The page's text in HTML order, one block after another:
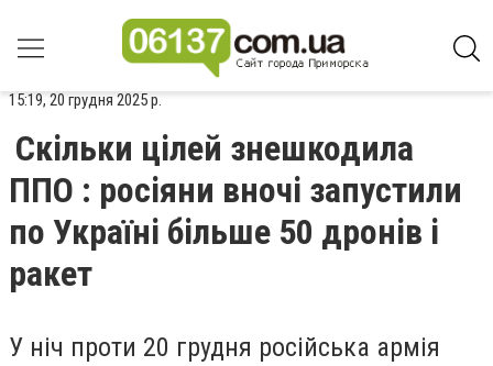
15:19, 20 грудня 2025 р.
Скільки цілей знешкодила
ППО : росіяни вночі запустили
по Україні більше 50 дронів і
ракет
У ніч проти 20 грудня російська армія